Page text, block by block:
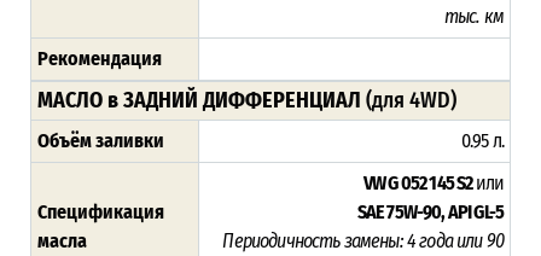
тыс. км
Рекомендация
МАСЛО в ЗАДНИЙ ДИФФЕРЕНЦИАЛ (для 4WD)
Объём заливки 0.95 л.
Спецификация
масла
VW G 052 145 S2или
SAE 75W-90, API GL-5
Периодичность замены: 4 года или 90